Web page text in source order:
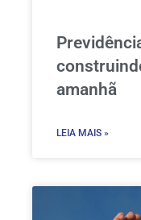
amanhã
LEIA MAIS »